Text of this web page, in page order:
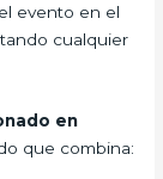
evento en el
cualquier
en
que combina: